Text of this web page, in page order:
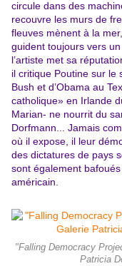
circule dans des
recouvre les murs de
fleuves mènent à la
guident toujours vers
l’artiste met sa
il critique Poutine sur le
Bush et d’Obama au
catholique» en Irlande
Marian- ne nourrit du
Dorfmann... Jamais
où il expose, il leur
des dictatures de pays
sont également
américain.
"Falling Democracy
Patricia